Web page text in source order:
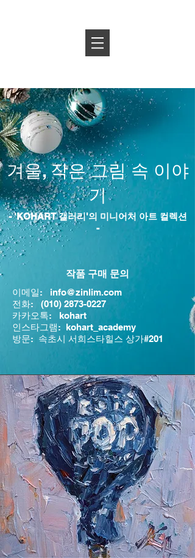
​겨울, 작은 그림 속 이야
기
- 'KOHART 갤러리'의 미니어처 아트 컬렉션
-
작품 구매 문의
이메일: info@zinlim.com
전화: (010) 2873-0227
카카오톡: kohart
​인스타그램: kohart_academy
​방문: 속초시 서희스타힐스 상가#201